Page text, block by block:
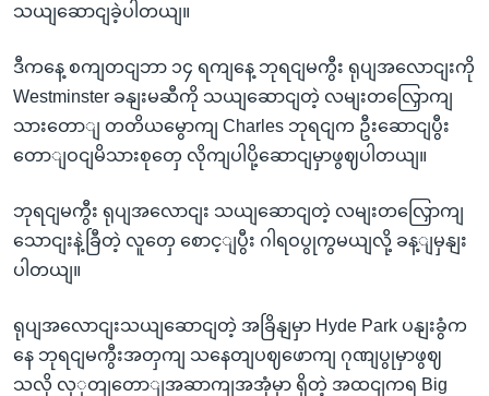
သယျဆောငျခဲ့ပါတယျ။
ဒီကနေ့ စကျတငျဘာ ၁၄ ရကျနေ့ ဘုရငျမကွီး ရုပျအလောငျးကို
Westminster ခနျးမဆီကို သယျဆောငျတဲ့ လမျးတလြှောကျ
သားတောျ တတိယမွောကျ Charles ဘုရငျက ဦးဆောငျပွီး
တောျဝငျမိသားစုတှေ လိုကျပါပို့ဆောငျမှာဖွဈပါတယျ။
ဘုရငျမကွီး ရုပျအလောငျး သယျဆောငျတဲ့ လမျးတလြှောကျ
သောငျးနဲ့ခြီတဲ့ လူတှေ စောင့ျပွီး ဂါရဝပွုကွမယျလို့ ခန့ျမှနျး
ပါတယျ။
ရုပျအလောငျးသယျဆောငျတဲ့ အခြိနျမှာ Hyde Park ပနျးခွံက
နေ ဘုရငျမကွီးအတှကျ သနေတျပဈဖောကျ ဂုဏျပွုမှာဖွဈ
သလို လှှတျတောျအဆာကျအအုံမှာ ရှိတဲ့ အထငျကရ Big